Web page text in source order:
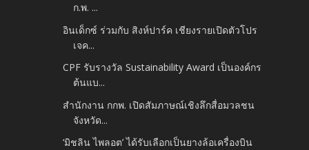
ก.พ. ...
อินเด็กซ์ ร่วมกับ สิงห์ปาร์ค เชียงรายเปิดตัวโปร
เจค...
CPF รับรางวัล Sustainability Award เป็นองค์กร
ต้นแบ...
สำนักงาน กกพ. เปิดสัมภาษณ์เชิงลึกสื่อมวลชน
จังหวัด...
‘มิชลิน ไพลอต’ ได้รับเลือกเป็นยางล้อเครื่องบิน